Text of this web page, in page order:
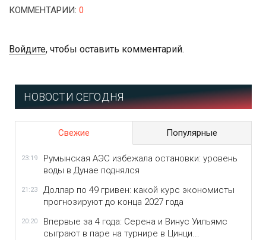
КОММЕНТАРИИ: 0
Войдите, чтобы оставить комментарий.
НОВОСТИ СЕГОДНЯ
Свежие Популярные
23:19
Румынская АЭС избежала остановки: уровень
воды в Дунае поднялся
21:23
Доллар по 49 гривен: какой курс экономисты
прогнозируют до конца 2027 года
20:20
Впервые за 4 года: Серена и Винус Уильямс
сыграют в паре на турнире в Цинци...